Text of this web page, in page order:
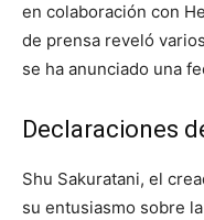
en colaboración con
de prensa reveló
se ha anunciado una
Declaraciones
Shu Sakuratani, el
su entusiasmo sobre